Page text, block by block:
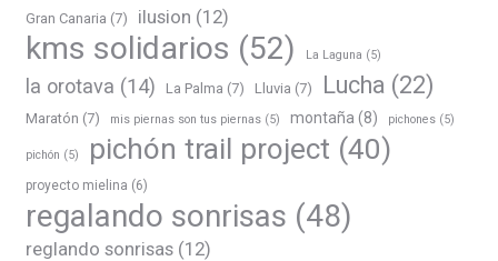
Gran Canaria (7) ilusion (12)
kms solidarios (52) La Laguna (5)
la orotava (14) La Palma (7) Lluvia (7) Lucha (22)
Maratón (7) mis piernas son tus piernas (5) montaña (8) pichones (5)
pichón (5) pichón trail project (40)
proyecto mielina (6)
regalando sonrisas (48)
reglando sonrisas (12)